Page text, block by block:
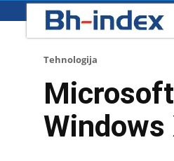
Tehnologija
Windows